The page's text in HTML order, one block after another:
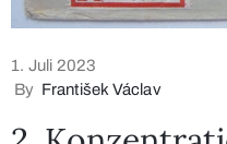
1. Juli 2023
By František Václav